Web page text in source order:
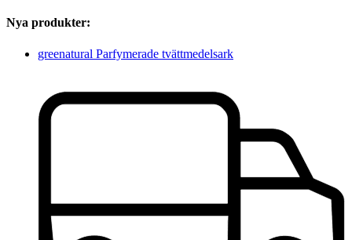
Nya produkter:
greenatural Parfymerade tvättmedelsark